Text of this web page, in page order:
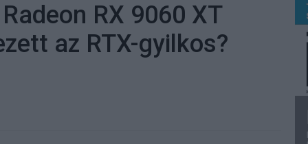
RX 9060 XT
az RTX-gyilkos?